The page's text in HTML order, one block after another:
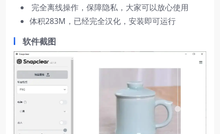
完全离线操作，保障隐私，大家可以放心使用
体积283M，已经完全汉化，安装即可运行
软件截图